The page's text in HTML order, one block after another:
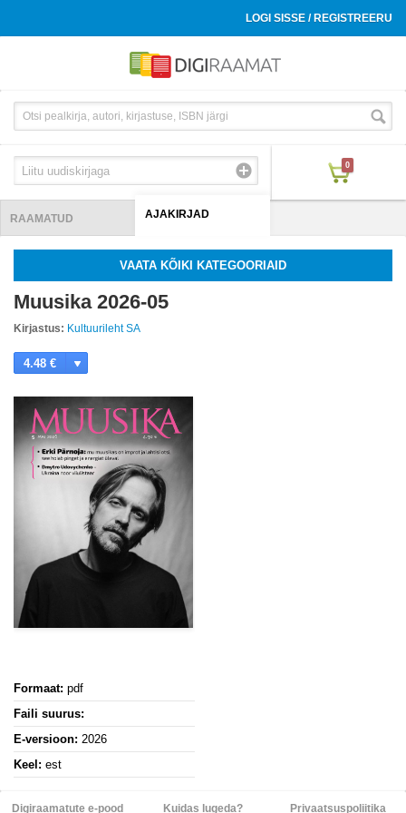
LOGI SISSE / REGISTREERU
0
RAAMATUD AJAKIRJAD
VAATA KÕIKI KATEGOORIAID
Muusika 2026-05
Kirjastus: Kultuurileht SA
4.48 €
Formaat: pdf
Faili suurus:
E-versioon: 2026
Keel: est
Digiraamatute e-pood Kuidas lugeda? Privaatsuspoliitika